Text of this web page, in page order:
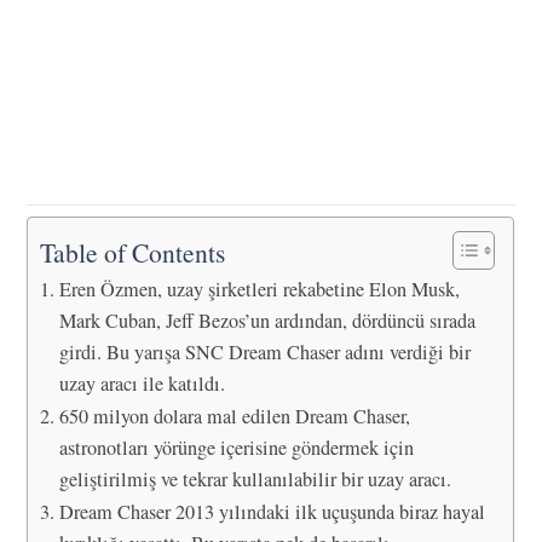
Table of Contents
Eren Özmen, uzay şirketleri rekabetine Elon Musk,
Mark Cuban, Jeff Bezos’un ardından, dördüncü sırada
girdi. Bu yarışa SNC Dream Chaser adını verdiği bir
uzay aracı ile katıldı.
650 milyon dolara mal edilen Dream Chaser,
astronotları yörünge içerisine göndermek için
geliştirilmiş ve tekrar kullanılabilir bir uzay aracı.
Dream Chaser 2013 yılındaki ilk uçuşunda biraz hayal